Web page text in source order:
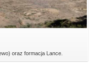
oraz formacja Lance.